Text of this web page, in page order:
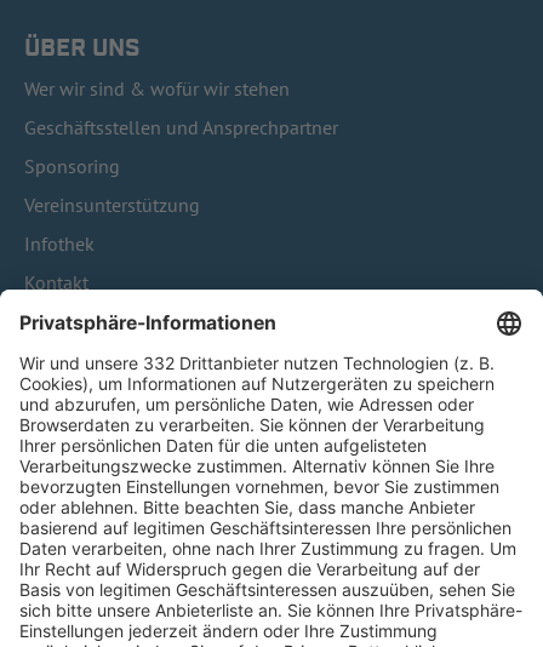
ÜBER UNS
Wer wir sind & wofür wir stehen
Geschäftsstellen und Ansprechpartner
Sponsoring
Vereinsunterstützung
Infothek
Kontakt
HÄUFIG BESUCHTE SEITEN
Pässe und Vereinswechsel
Trainerausbildung
Schulungsangebot Vereinsmitarbeiter
BFV-Geschäftsstellen
Trainerbörse
Login SpielPlus